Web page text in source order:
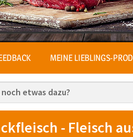
MEINE LIEBLINGS-
- Fleisch